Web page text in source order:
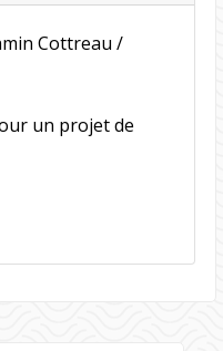
Cottreau /
un projet de